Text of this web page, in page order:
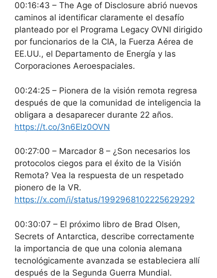
00:16:43 – The Age of Disclosure abrió nuevos
caminos al identificar claramente el desafío
planteado por el Programa Legacy OVNI dirigido
por funcionarios de la CIA, la Fuerza Aérea de
EE.UU., el Departamento de Energía y las
Corporaciones Aeroespaciales.
00:24:25 – Pionera de la visión remota regresa
después de que la comunidad de inteligencia la
obligara a desaparecer durante 22 años.
https://t.co/3n6Elz0OVN
00:27:00 – Marcador 8 – ¿Son necesarios los
protocolos ciegos para el éxito de la Visión
Remota? Vea la respuesta de un respetado
pionero de la VR.
https://x.com/i/status/1992968102225629292
00:30:07 – El próximo libro de Brad Olsen,
Secrets of Antarctica, describe correctamente
la importancia de que una colonia alemana
tecnológicamente avanzada se estableciera allí
después de la Segunda Guerra Mundial.